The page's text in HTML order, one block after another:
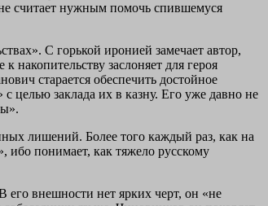
считает нужным помочь спившемуся
С горькой иронией замечает автор,
накопительству заслоняет для героя
старается обеспечить достойное
целью заклада их в казну. Его уже давно не
лишений. Более того каждый раз, как на
ибо понимает, как тяжело русскому
внешности нет ярких черт, он «не